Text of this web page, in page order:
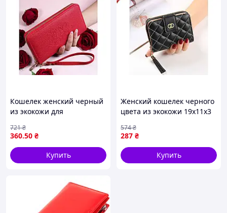
Кошелек женский черный
из экокожи для
использования с
ортопедическими
свойствами
360.50 ₴
721₴
Купить
Женский кошелек черного
цвета из экокожи 19х11х3
КИТАЙ
287 ₴
574₴
Купить